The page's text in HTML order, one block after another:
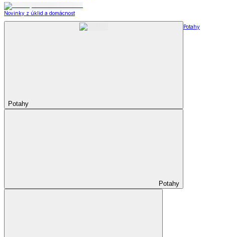
Novinky z úklid a domácnost
Potahy
Potahy
Potahy